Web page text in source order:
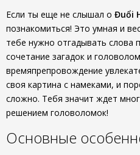
Если ты еще не слышал о Đuổi
познакомиться! Это умная и
тебе нужно отгадывать слова
сочетание загадок и
времяпрепровождение
своя картина с намеками, и
сложно. Тебя значит ждет
решением головоломок!
Основные